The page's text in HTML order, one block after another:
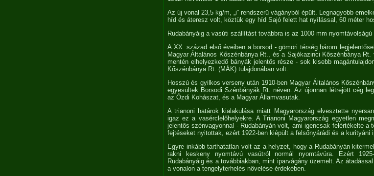
Az új vonal 23,5 kg/m, „i” rendszerű vágányból épült. Legnagyobb
híd és áteresz volt, köztük egy híd Sajó felett hat nyílással, 60 méter
Rudabányáig a vasúti szállítást továbbra is az 1000 mm nyomtávolságú
A XX. század első éveiben a borsod - gömöri térség három
Magyar Általános Kőszénbánya Rt., és a Sajókazinci Kőszénbánya
mentén elhelyezkedő bányák jelentős része - sok kisebb
Kőszénbánya Rt. (MÁK) tulajdonában volt.
Hosszú és gyilkos verseny után 1910-ben Magyar Általános
egyesültek Borsodi Szénbányák Rt. néven. Az újonnan létrejött cég
az Ózdi Kohászat, és a Magyar Államvasutak.
A trianoni határok kialakulása miatt Magyarország elvesztette
igaz ez a vasérclelőhelyekre. A Trianoni Magyarország egyetlen
jelentős szénvagyonnal - Rudabányán volt, ami igencsak felértékelte a
fejtéseket nyitottak, ezért 1922-ben kiépült a felsőnyárádi és a kurityáni
Egyre inkább tarthatatlan volt az a helyzet, hogy a Rudabányán
rakni keskeny nyomtávú vasútról normál nyomtávúra. Ezért
Rudabányáig és a továbbiakban, mint iparvágány üzemelt. Az
a vonalon a tengelyterhelés növelése érdekében.